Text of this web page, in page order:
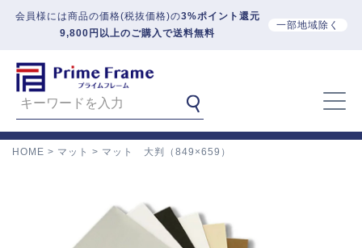
会員様には商品の価格(税抜価格)の3%ポイント還元
9,800円以上のご購入で送料無料
一部地域除く
HOME マット マット 大判（849×659）